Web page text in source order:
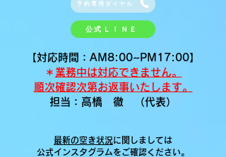
予約専用ダイヤル
公式ＬＩＮＥ
【対応時間：AM8:00~PM17:00】
​ ＊業務中は対応できません。
順次確認次第お返事いたします。
担当：高橋 徹 （代表）
最新の空き状況に関しましては
公式インスタグラムをご確認ください。